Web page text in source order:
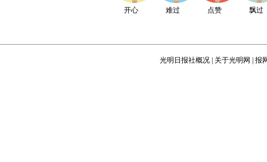
开心 难过 点赞 飘过
光明日报社概况 关于光明网 报